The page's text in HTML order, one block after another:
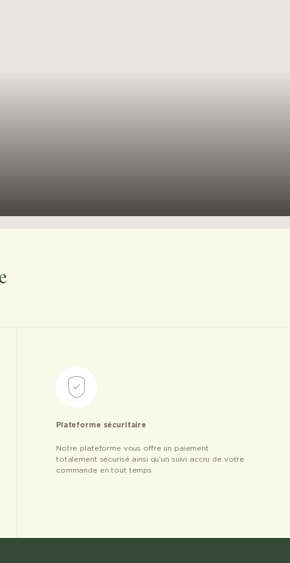
Plateforme sécuritaire
Notre plateforme vous offre un paiement
totalement sécurisé ainsi qu’un suivi accru de votre
commande en tout temps